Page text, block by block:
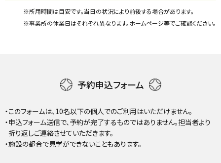
※所用時間は目安です。当日の状況により前後する場合があります。
※事業所の休業日はそれぞれ異なります。ホームページ等でご確認ください。
予約申込フォーム
・このフォームは、10名以下の個人でのご利用はいただけません。
・申込フォーム送信で、予約が完了するものではありません。担当者より
折り返しご連絡させていただきます。
・施設の都合で見学ができないこともあります。